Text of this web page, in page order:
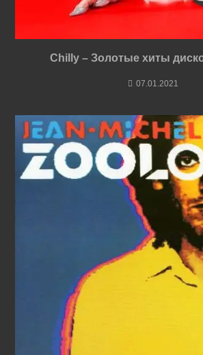
Chilly – Золотые хиты
07.01.2021